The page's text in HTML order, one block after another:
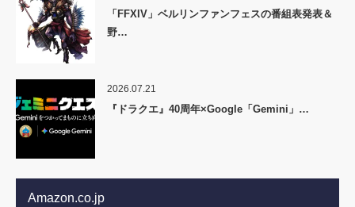
「FFXIV」ベルリンファンフェスの番組表発表＆
野…
2026.07.21
『ドラクエ』40周年×Google「Gemini」…
Amazon.co.jp